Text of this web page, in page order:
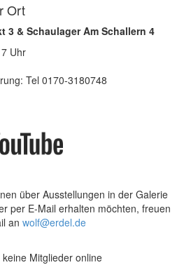
Ort
3 & Schaulager Am Schallern 4
Uhr
Tel 0170-3180748
über Ausstellungen in der Galerie
per E-Mail erhalten möchten, freuen
an wolf@erdel.de
Mitglieder online